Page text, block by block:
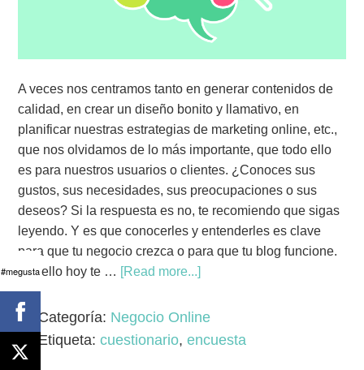
A veces nos centramos tanto en generar contenidos de
calidad, en crear un diseño bonito y llamativo, en
planificar nuestras estrategias de marketing online, etc.,
que nos olvidamos de lo más importante, que todo ello
es para nuestros usuarios o clientes. ¿Conoces sus
gustos, sus necesidades, sus preocupaciones o sus
deseos? Si la respuesta es no, te recomiendo que sigas
leyendo. Y es que conocerles y entenderles es clave
para que tu negocio crezca o para que tu blog funcione.
Por ello hoy te … [Read more...]
Categoría: Negocio Online
Etiqueta:cuestionario,encuesta
#megusta